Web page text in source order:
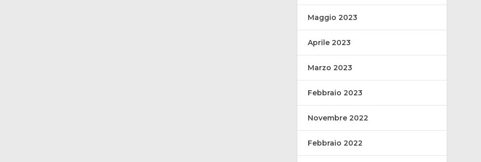
Maggio 2023
Aprile 2023
Marzo 2023
Febbraio 2023
Novembre 2022
Febbraio 2022